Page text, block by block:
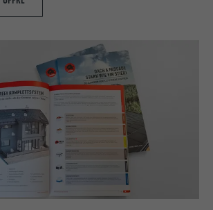
Est placé afin de tester si le navigateur
autorise l'utilisation de cookies. Ne
contient aucun élément d'identification.
LinkedIn
Session
Utilisé par LinkedIn lorsqu'un site
Internet contient une fenêtre « Suivez-
nous » intégrée.